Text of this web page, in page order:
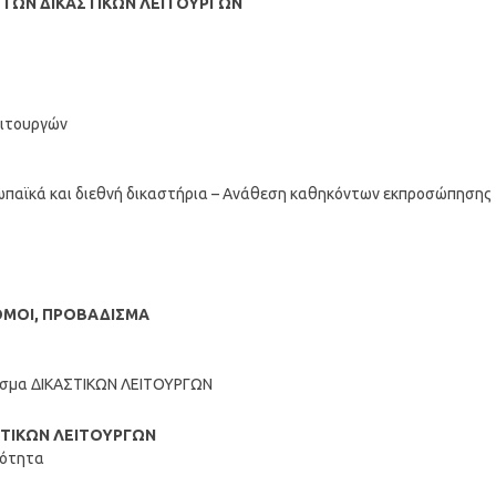
ΔΙΚΑΣΤΙΚΩΝ ΛΕΙΤΟΥΡΓΩΝ
και διεθνή δικαστήρια – Ανάθεση καθηκόντων εκπροσώπησης
ΠΡΟΒΑΔΙΣΜΑ
ΔΙΚΑΣΤΙΚΩΝ ΛΕΙΤΟΥΡΓΩΝ
ΛΕΙΤΟΥΡΓΩΝ